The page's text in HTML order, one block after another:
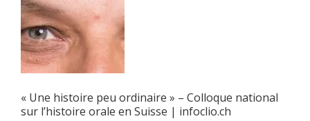
« Une histoire peu ordinaire » – Colloque national
sur l’histoire orale en Suisse | infoclio.ch